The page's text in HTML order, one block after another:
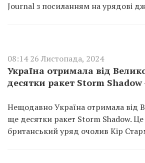
Journal з посиланням на урядові
08:14 26 Листопада, 2024
Україна отримала від
десятки ракет Storm Shadow
Нещодавно Україна отримала від
ще десятки ракет Storm Shadow.
британський уряд очолив Кір